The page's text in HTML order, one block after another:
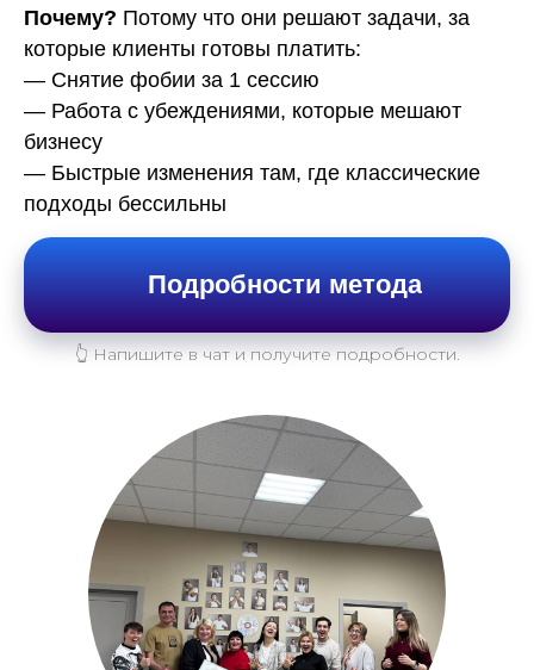
Почему? Потому что они решают задачи, за
которые клиенты готовы платить:
— Снятие фобии за 1 сессию
— Работа с убеждениями, которые мешают
бизнесу
— Быстрые изменения там, где классические
подходы бессильны
Подробности метода
👆 Напишите в чат и получите подробности.